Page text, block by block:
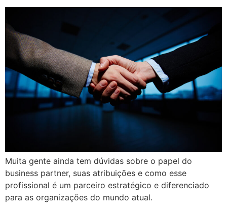
Muita gente ainda tem dúvidas sobre o papel do
business partner, suas atribuições e como esse
profissional é um parceiro estratégico e diferenciado
para as organizações do mundo atual.